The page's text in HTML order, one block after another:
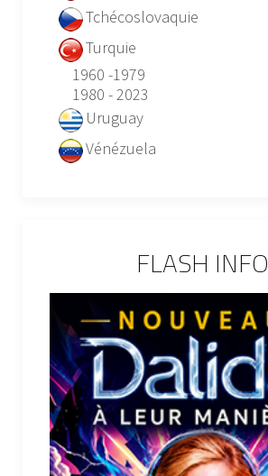
Tchécoslovaquie
Turquie
1960 -1979
1980 - 2023
Uruguay
Vénézuela
FLASH INFO